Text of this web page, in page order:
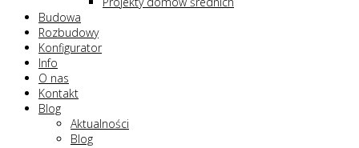
Budowa
Rozbudowy
Konfigurator
Info
O nas
Kontakt
Blog
Aktualności
Blog